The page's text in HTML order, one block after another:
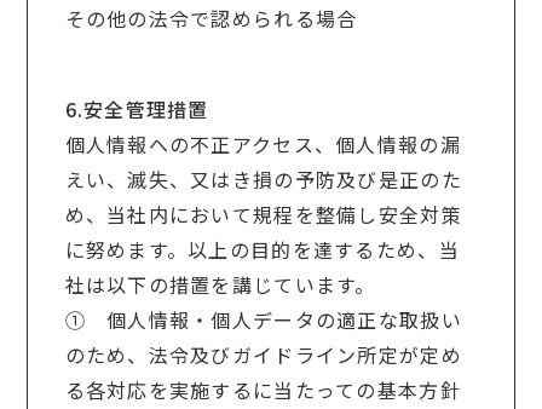
その他の法令で認められる場合
6.安全管理措置
個人情報への不正アクセス、個人情報の漏
えい、滅失、又はき損の予防及び是正のた
め、当社内において規程を整備し安全対策
に努めます。以上の目的を達するため、当
社は以下の措置を講じています。
① 個人情報・個人データの適正な取扱い
のため、法令及びガイドライン所定が定め
る各対応を実施するに当たっての基本方針